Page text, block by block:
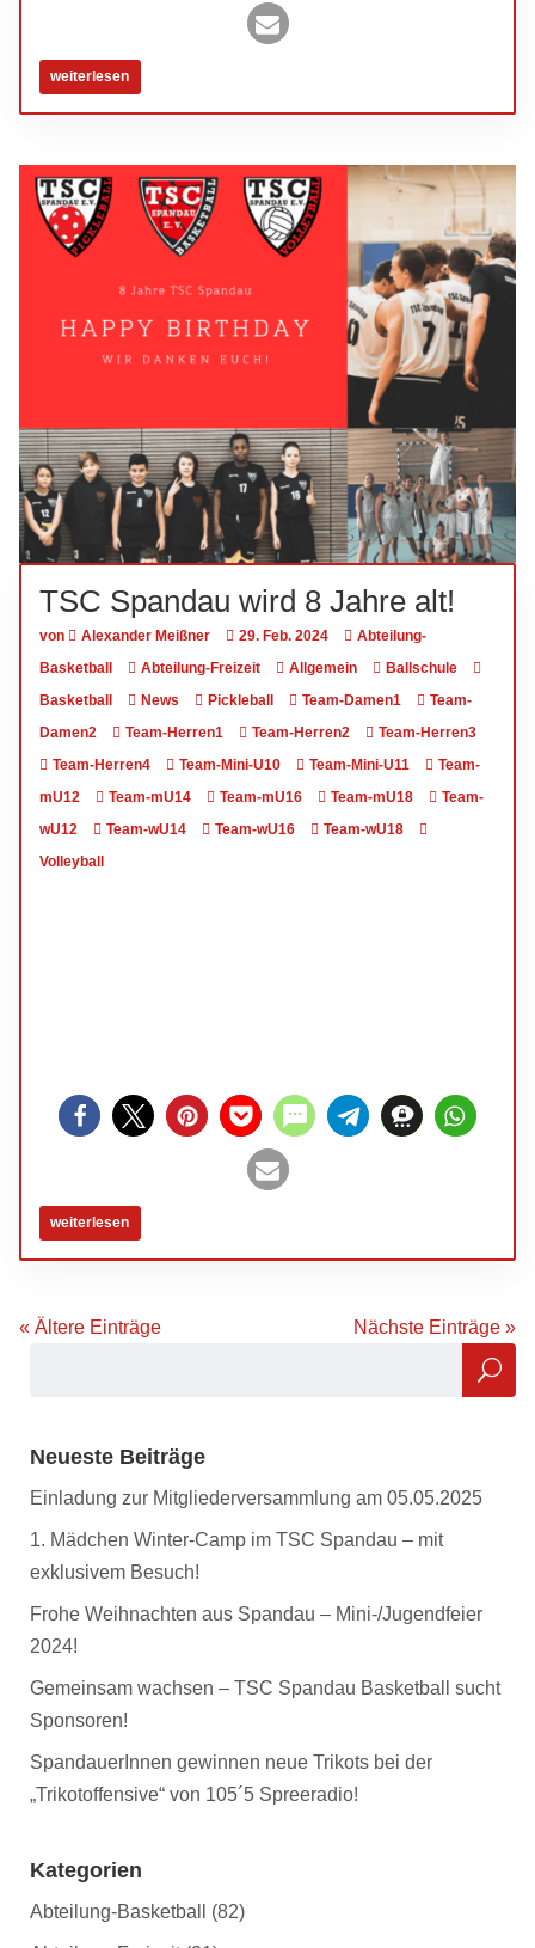
weiterlesen
TSC Spandau wird 8 Jahre alt!
von Alexander Meißner 29. Feb. 2024
Abteilung-
Basketball
Abteilung-Freizeit Allgemein
Ballschule
Basketball
News Pickleball Team-Damen1
Team-
Damen2
Team-Herren1 Team-Herren2
Team-Herren3
Team-Herren4
Team-Mini-U10 Team-Mini-U11
Team-
mU12
Team-mU14 Team-mU16 Team-mU18
Team-
wU12
Team-wU14 Team-wU16
Team-wU18
Volleyball
weiterlesen
« Ältere Einträge Nächste Einträge »
Neueste Beiträge
Einladung zur Mitgliederversammlung am 05.05.2025
1. Mädchen Winter-Camp im TSC Spandau – mit
exklusivem Besuch!
Frohe Weihnachten aus Spandau – Mini-/Jugendfeier
2024!
Gemeinsam wachsen – TSC Spandau Basketball sucht
Sponsoren!
SpandauerInnen gewinnen neue Trikots bei der
„Trikotoffensive“ von 105´5 Spreeradio!
Kategorien
Abteilung-Basketball (82)